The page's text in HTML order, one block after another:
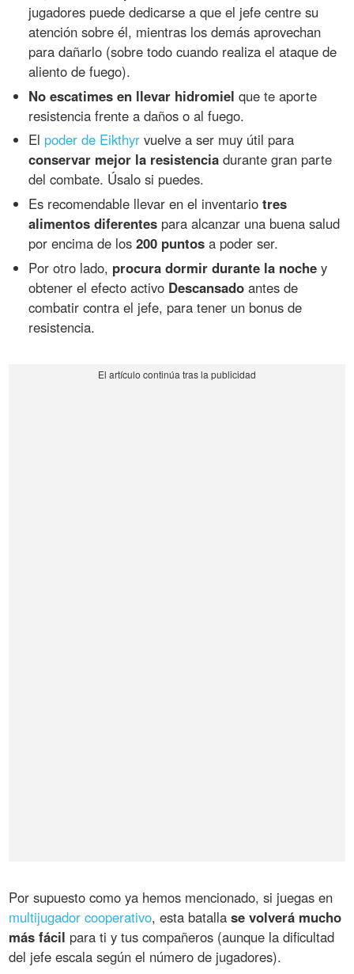
jugadores puede dedicarse a que el jefe centre su
atención sobre él, mientras los demás aprovechan
para dañarlo (sobre todo cuando realiza el ataque de
aliento de fuego).
No escatimes en llevar hidromiel que te aporte
resistencia frente a daños o al fuego.
El poder de Eikthyr vuelve a ser muy útil para
conservar mejor la resistencia durante gran parte
del combate. Úsalo si puedes.
Es recomendable llevar en el inventariotres
alimentos diferentes para alcanzar una buena salud
por encima de los200 puntos a poder ser.
Por otro lado, procura dormir durante la noche y
obtener el efecto activo Descansado antes de
combatir contra el jefe, para tener un bonus de
resistencia.
Por supuesto como ya hemos mencionado, si juegas en
multijugador cooperativo, esta batallase volverá mucho
más fácil para ti y tus compañeros (aunque la dificultad
del jefe escala según el número de jugadores).